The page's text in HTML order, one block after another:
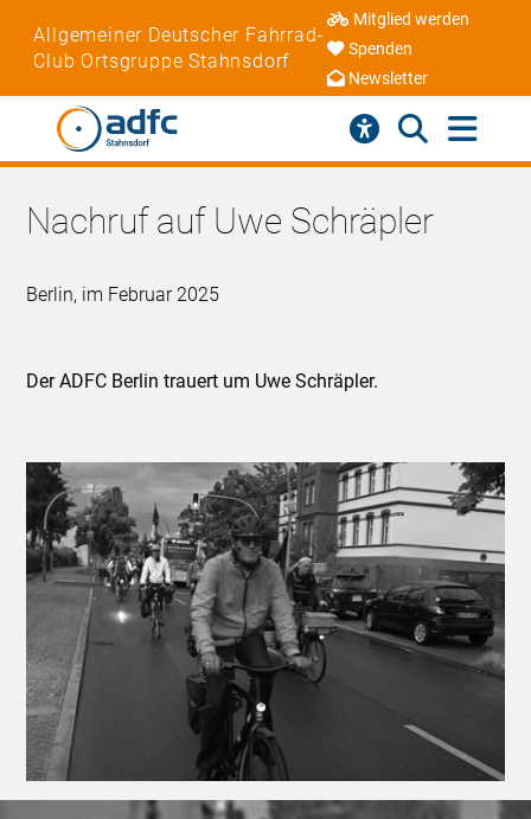
Allgemeiner Deutscher Fahrrad-
Club Ortsgruppe Stahnsdorf
Mitglied werden
Spenden
Newsletter
Nachruf auf Uwe Schräpler
Berlin, im Februar 2025
Der ADFC Berlin trauert um Uwe Schräpler.